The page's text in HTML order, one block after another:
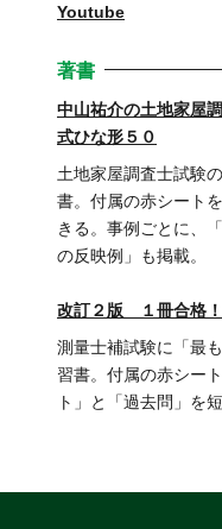
Youtube
著書
中山祐介の土地家屋
式ひな形５０
土地家屋調査士試験
書。付属の赤シート
きる。事例ごとに、
の反映例」も掲載。
改訂２版 １冊合格
測量士補試験に「最
習書。付属の赤シー
ト」と「過去問」を